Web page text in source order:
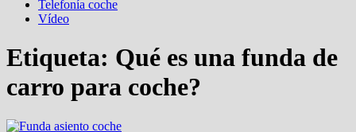
Telefonía coche
Vídeo
Etiqueta: Qué es una funda de
carro para coche?